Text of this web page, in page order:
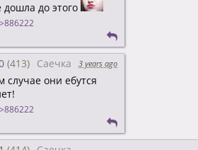
дошла до этого
Саечка 3 years ago
случае они ебутся